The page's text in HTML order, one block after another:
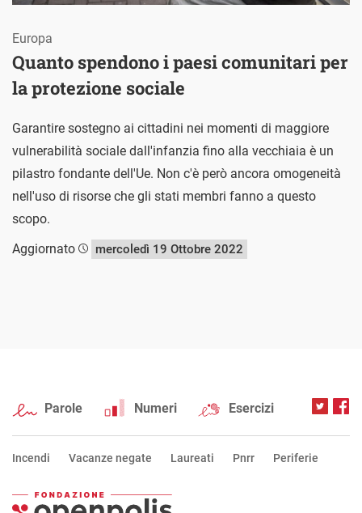
Quanto spendono i paesi comunitari per
la protezione sociale
Europa
Garantire sostegno ai cittadini nei momenti di maggiore
vulnerabilità sociale dall'infanzia fino alla vecchiaia è un
pilastro fondante dell'Ue. Non c'è però ancora omogeneità
nell'uso di risorse che gli stati membri fanno a questo
scopo.
Aggiornato
mercoledì 19 Ottobre 2022
Parole Numeri Esercizi
Incendi Vacanze negate Laureati Pnrr Periferie